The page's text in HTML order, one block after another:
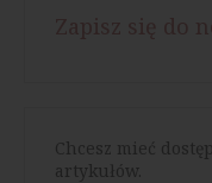
Chcesz mieć
artykułów.